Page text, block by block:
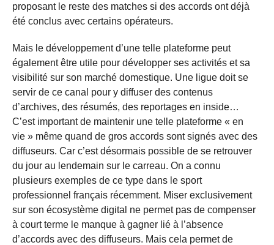
proposant le reste des matches si des accords ont déjà
été conclus avec certains opérateurs.
Mais le développement d’une telle plateforme peut
également être utile pour développer ses activités et sa
visibilité sur son marché domestique. Une ligue doit se
servir de ce canal pour y diffuser des contenus
d’archives, des résumés, des reportages en inside…
C’est important de maintenir une telle plateforme « en
vie » même quand de gros accords sont signés avec des
diffuseurs. Car c’est désormais possible de se retrouver
du jour au lendemain sur le carreau. On a connu
plusieurs exemples de ce type dans le sport
professionnel français récemment. Miser exclusivement
sur son écosystème digital ne permet pas de compenser
à court terme le manque à gagner lié à l’absence
d’accords avec des diffuseurs. Mais cela permet de